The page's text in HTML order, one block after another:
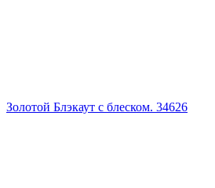
Золотой Блэкаут с блеском. 34626